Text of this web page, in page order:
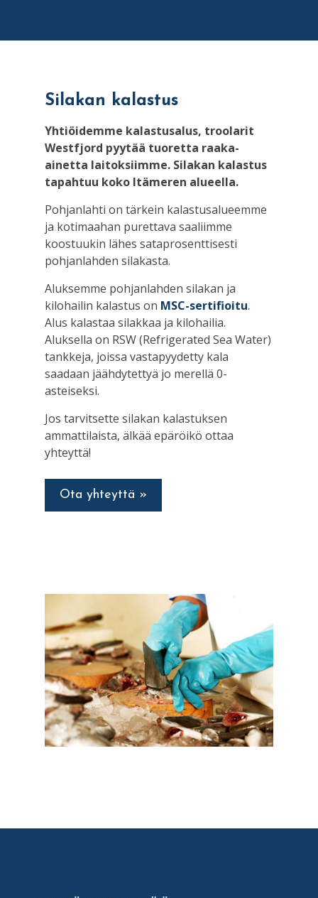
Silakan kalastus
Yhtiöidemme kalastusalus, troolarit
Westfjord pyytää tuoretta raaka-
ainetta laitoksiimme. Silakan kalastus
tapahtuu koko Itämeren alueella.
Pohjanlahti on tärkein kalastusalueemme
ja kotimaahan purettava saaliimme
koostuukin lähes sataprosenttisesti
pohjanlahden silakasta.
Aluksemme pohjanlahden silakan ja
kilohailin kalastus on MSC-sertifioitu.
Alus kalastaa silakkaa ja kilohailia.
Aluksella on RSW (Refrigerated Sea Water)
tankkeja, joissa vastapyydetty kala
saadaan jäähdytettyä jo merellä 0-
asteiseksi.
Jos tarvitsette silakan kalastuksen
ammattilaista, älkää epäröikö ottaa
yhteyttä!
Ota yhteyttä »